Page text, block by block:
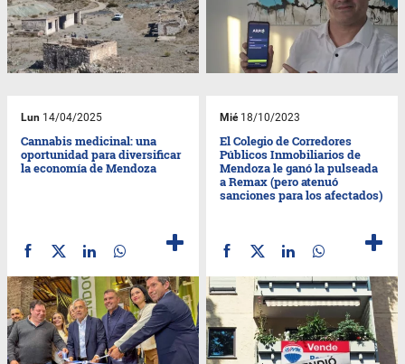
Lun 14/04/2025
Cannabis medicinal: una
oportunidad para diversificar
la economía de Mendoza
Mié18/10/2023
El Colegio de Corredores
Públicos Inmobiliarios de
Mendoza le ganó la pulseada
a Remax (pero atenuó
sanciones para los afectados)